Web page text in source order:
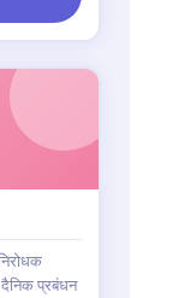
प्रबंधन